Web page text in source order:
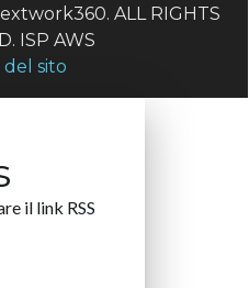
ALL RIGHTS
ISP AWS
del sito
il link RSS